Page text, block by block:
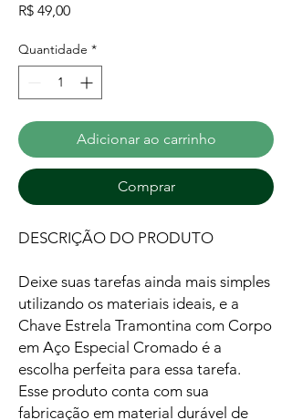
R$ 49,00Preço
Quantidade *
Adicionar ao carrinho
Comprar
DESCRIÇÃO DO PRODUTO
Deixe suas tarefas ainda mais simples
utilizando os materiais ideais, e a
Chave Estrela Tramontina com Corpo
em Aço Especial Cromado é a
escolha perfeita para essa tarefa.
Esse produto conta com sua
fabricação em material durável de